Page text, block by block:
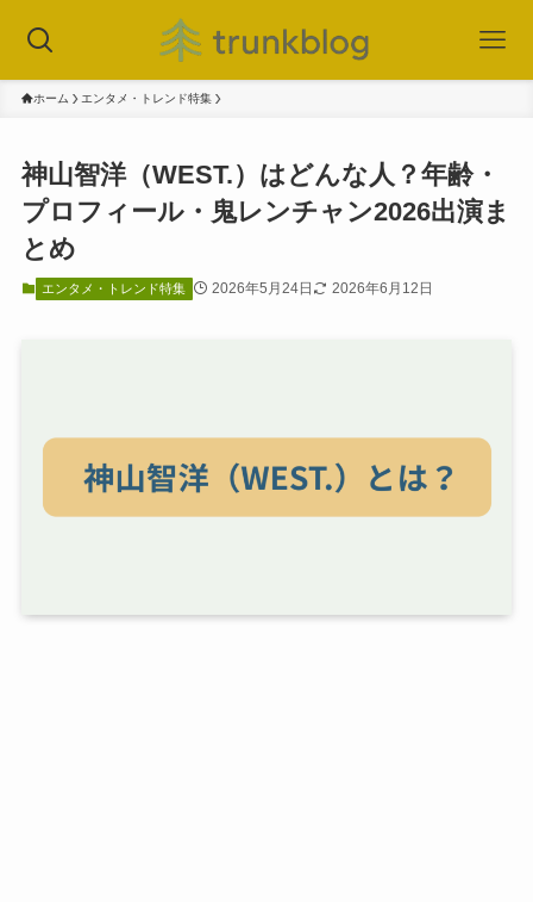
ホーム エンタメ・トレンド特集
神山智洋（WEST.）はどんな人？年齢・
プロフィール・鬼レンチャン2026出演ま
とめ
エンタメ・トレンド特集 2026年5月24日 2026年6月12日